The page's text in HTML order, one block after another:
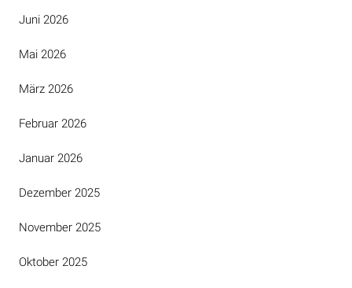
Juni 2026
Mai 2026
März 2026
Februar 2026
Januar 2026
Dezember 2025
November 2025
Oktober 2025